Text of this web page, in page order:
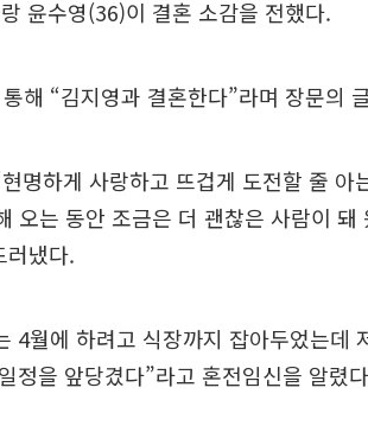
윤수영(36)이 결혼 소감을 전했다.
해 “김지영과 결혼한다”라며 장문의
명하게 사랑하고 뜨겁게 도전할 줄 아
오는 동안 조금은 더 괜찮은 사람이 돼
러냈다.
4월에 하려고 식장까지 잡아두었는데
정을 앞당겼다”라고 혼전임신을 알렸